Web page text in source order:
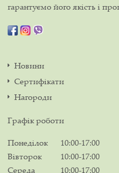
гарантуємо його якість і
Новини
Сертифікати
Нагороди
Графік роботи
Понеділок
10:00-17:00
Вівторок
10:00-17:00
Середа
10:00-17:00